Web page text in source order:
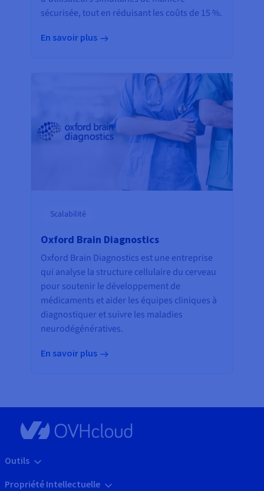
sécurisée, tout en réduisant les coûts de 15 %.
En savoir plus
Scalabilité
Oxford Brain Diagnostics
Oxford Brain Diagnostics est une entreprise
qui analyse la structure cellulaire du cerveau
pour soutenir le développement de
médicaments et aider les équipes cliniques à
diagnostiquer et suivre les maladies
neurodégénératives.
En savoir plus
Outils
Propriété Intellectuelle